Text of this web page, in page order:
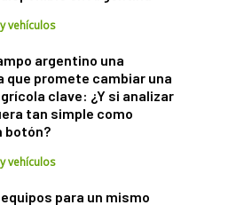
vehículos
argentino una
que promete cambiar una
clave: ¿Y si analizar
tan simple como
botón?
vehículos
equipos para un mismo